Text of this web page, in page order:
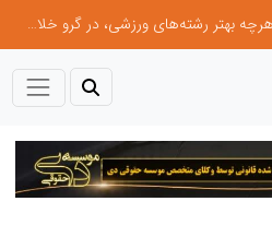
توسعه ورزش‌های رزمی و ترویج هرچه بهتر رشته‌های ورزشی، در گرو خلاقیت و نوآوری است